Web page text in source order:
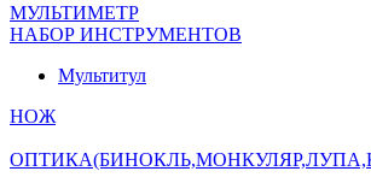
МУЛЬТИМЕТР
НАБОР ИНСТРУМЕНТОВ
Мультитул
НОЖ